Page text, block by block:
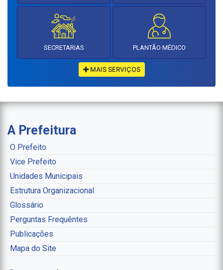
SECRETARIAS PLANTÃO MÉDICO
MAIS SERVIÇOS
A Prefeitura
O Prefeito
Vice Prefeito
Unidades Municipais
Estrutura Organizacional
Glossário
Perguntas Frequêntes
Publicações
Mapa do Site